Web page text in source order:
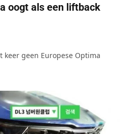
oogt als een liftback
keer geen Europese Optima